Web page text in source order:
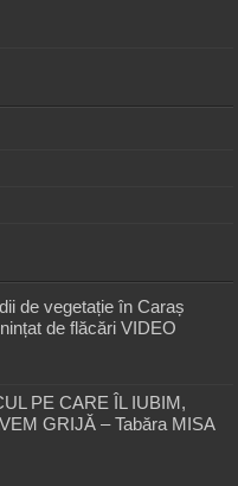
de vegetație în Caraș
de flăcări VIDEO
PE CARE ÎL IUBIM,
GRIJĂ – Tabăra MISA